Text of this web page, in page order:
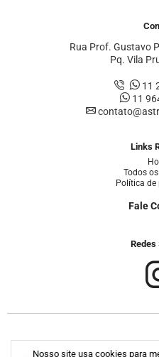
Rua Prof. Gustavo
Pq. Vila
11
11
Links
Todos
Política de
Fale
Redes
Nosso site usa cookies para